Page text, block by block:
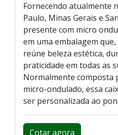
Fornecendo atualmente
Paulo, Minas Gerais e
presente com micro
em uma embalagem
reúne beleza estética,
praticidade em todas as
Normalmente composta
micro-ondulado, essa
ser personalizada ao
Cotar agora